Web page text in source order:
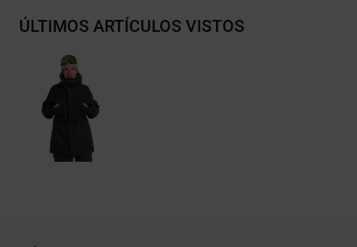
ÚLTIMOS ARTÍCULOS VISTOS